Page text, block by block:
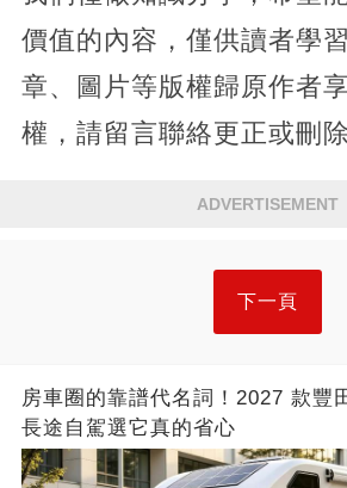
價值的內容，僅供讀者學
章、圖片等版權歸原作者
權，請留言聯絡更正或刪除
ADVERTISEMENT
下一頁
房車圈的靠譜代名詞！2027 款豐
長途自駕選它真的省心